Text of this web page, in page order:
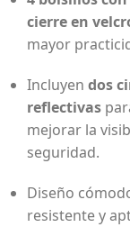
cierre en
mayor
Incluyen dos
reflectivas
mejorar la
seguridad.
Diseño
resistente y